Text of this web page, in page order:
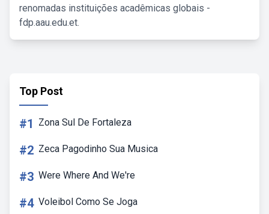
renomadas instituições acadêmicas globais -
fdp.aau.edu.et.
Top Post
#1 Zona Sul De Fortaleza
#2 Zeca Pagodinho Sua Musica
#3 Were Where And We're
#4 Voleibol Como Se Joga